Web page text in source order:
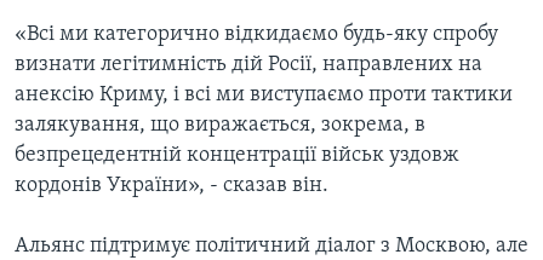
«Всі ми категорично відкидаємо будь-яку спробу
визнати легітимність дій Росії, направлених на
анексію Криму, і всі ми виступаємо проти тактики
залякування, що виражається, зокрема, в
безпрецедентній концентрації військ уздовж
кордонів України», - сказав він.
Альянс підтримує політичний діалог з Москвою, але